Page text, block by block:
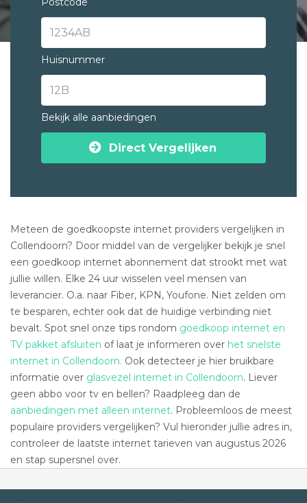
Huisnummer
Bekijk alle aanbiedingen
Direct Vergelijken
Meteen de goedkoopste internet providers vergelijken in
Collendoorn? Door middel van de vergelijker bekijk je snel
een goedkoop internet abonnement dat strookt met wat
jullie willen. Elke 24 uur wisselen veel mensen van
leverancier. O.a. naar Fiber, KPN, Youfone. Niet zelden om
te besparen, echter ook dat de huidige verbinding niet
bevalt. Spot snel onze tips rondom goedkoop internet en
TV pakket afsluiten of laat je informeren over het snelste
internet in Collendoorn. Ook detecteer je hier bruikbare
informatie over glasvezel internet in Collendoorn. Liever
geen abbo voor tv en bellen? Raadpleeg dan de
aanbiedingen met alleen internet. Probleemloos de meest
populaire providers vergelijken? Vul hieronder jullie adres in,
controleer de laatste internet tarieven van augustus 2026
en stap supersnel over.